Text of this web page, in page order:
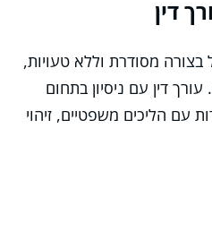
דין
מסודרת וללא טעויות,
דין עם ניסיון בתחום
עם הליכים משפטיים, זיהוי